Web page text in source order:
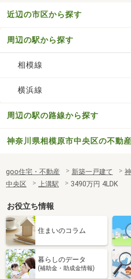
近辺の市区から探す
周辺の駅から探す
相模線
横浜線
周辺の駅の路線から探す
神奈川県相模原市中央区の不動
goo住宅・不動産 新築一戸建て
中央区
上溝駅 3490万円 4LDK
お役立ち情報
住まいのコラム
暮らしのデータ
(補助金・助成金情報)